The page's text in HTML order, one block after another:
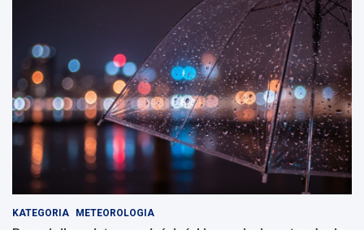
KATEGORIA METEOROLOGIA